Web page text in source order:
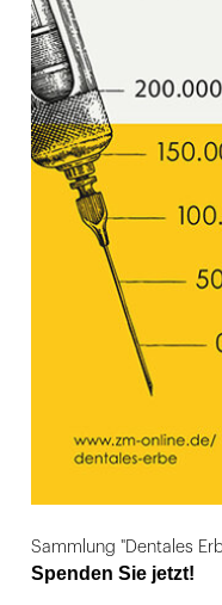
Sammlung "Dentales
Spenden Sie jetzt!